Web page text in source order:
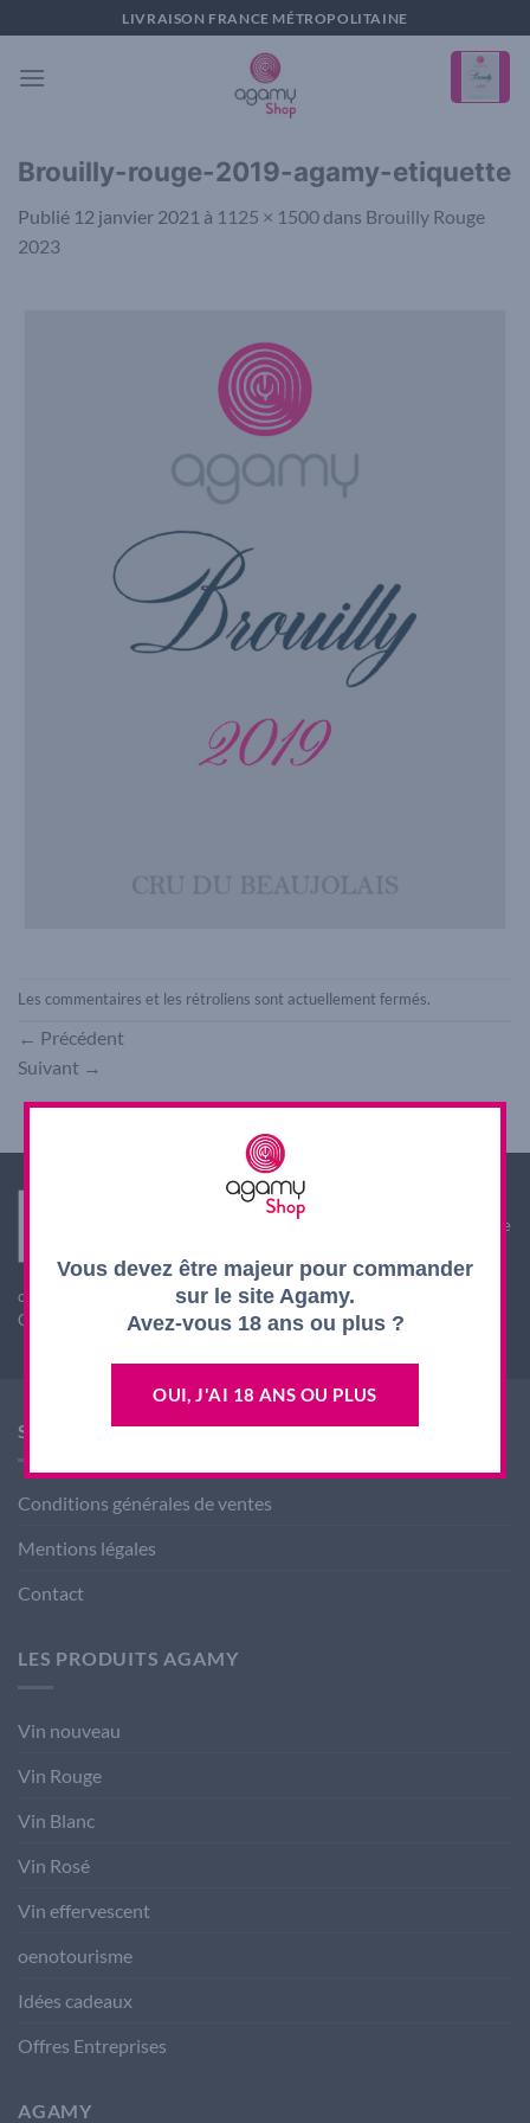
au
contenu
LIVRAISON FRANCE MÉTROPOLITAINE
Brouilly-rouge-2019-agamy-etiquette
Publié 12 janvier 2021 à 1125 × 1500 dans Brouilly Rouge
2023
Les commentaires et les rétroliens sont actuellement fermés.
← Précédent
Suivant →
Interdiction de vente de boissons alcooliques aux
mineurs de moins de 18 ans. La preuve de majorité de
L'abus d'alcool est dangereux pour la santé, à
consommer avec modération
CODE DE LA SANTE PUBLIQUE, ART. L. 3342-1 et L. 3353-3
SHOP AGAMY
Conditions générales de ventes
Mentions légales
Contact
LES PRODUITS AGAMY
Vin nouveau
Vin Rouge
Vin Blanc
Vin Rosé
Vin effervescent
oenotourisme
Idées cadeaux
Offres Entreprises
AGAMY
Vous devez être majeur pour commander
sur le site Agamy.
Avez-vous 18 ans ou plus ?
OUI, J'AI 18 ANS OU PLUS